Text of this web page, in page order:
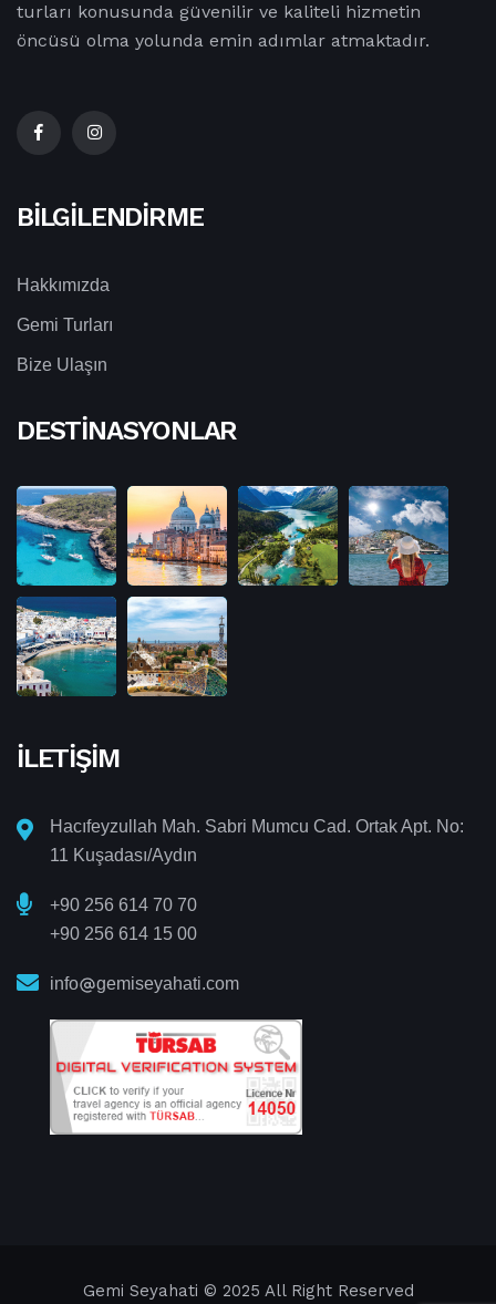
turları konusunda güvenilir ve kaliteli hizmetin
öncüsü olma yolunda emin adımlar atmaktadır.
BILGILENDIRME
Hakkımızda
Gemi Turları
Bize Ulaşın
DESTINASYONLAR
İLETIŞIM
Hacıfeyzullah Mah. Sabri Mumcu Cad. Ortak Apt. No:
11 Kuşadası/Aydın
+90 256 614 70 70
+90 256 614 15 00
info gemiseyahati.com
Gemi Seyahati © 2025 All Right Reserved